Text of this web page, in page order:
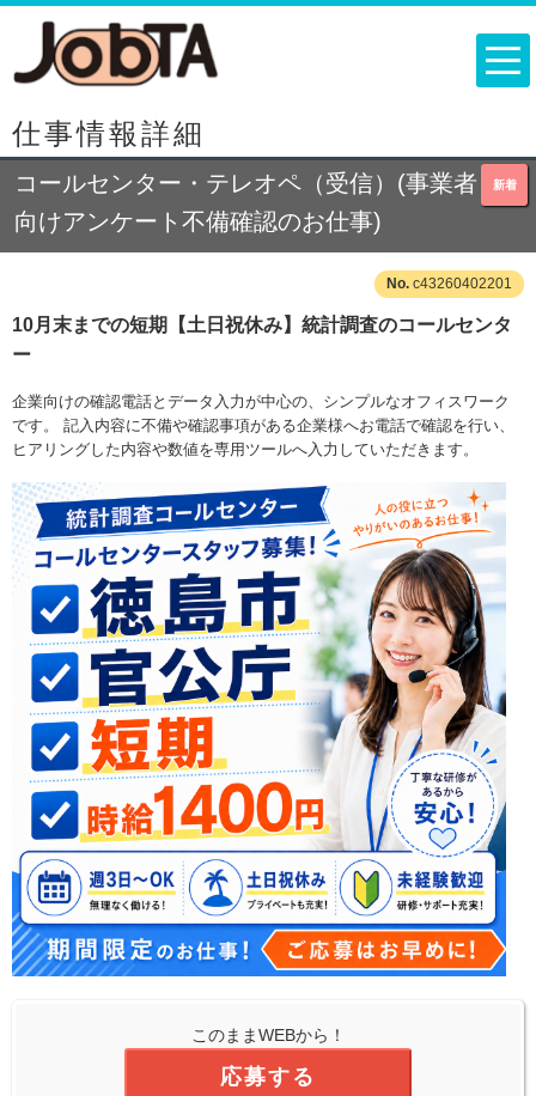
仕事情報詳細
新着
コールセンター・テレオペ（受信）(事業者
向けアンケート不備確認のお仕事)
c43260402201
10月末までの短期【土日祝休み】統計調査のコールセンタ
ー
企業向けの確認電話とデータ入力が中心の、シンプルなオフィスワーク
です。 記入内容に不備や確認事項がある企業様へお電話で確認を行い、
ヒアリングした内容や数値を専用ツールへ入力していただきます。
このままWEBから！
応募する